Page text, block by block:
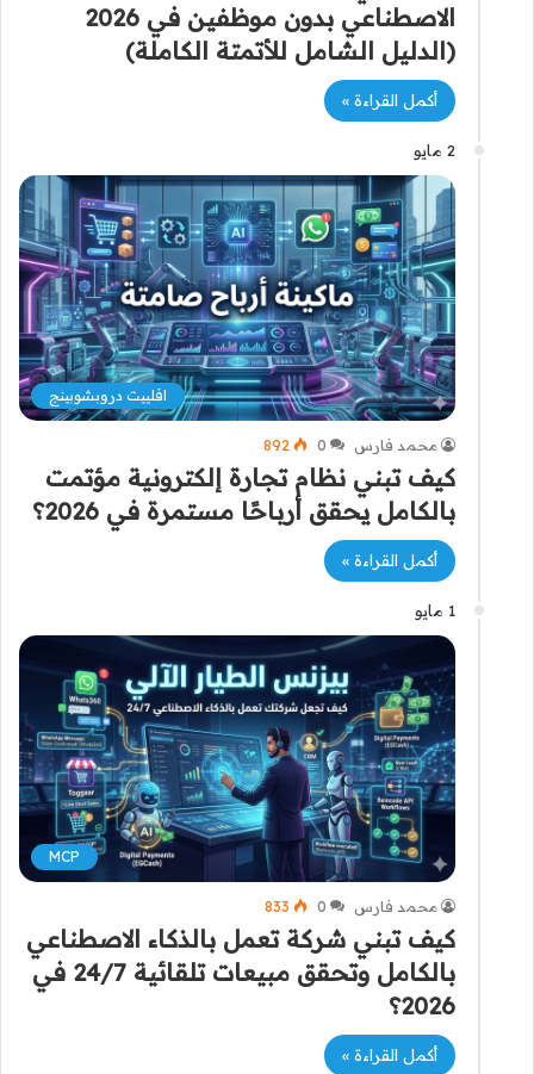
الاصطناعي بدون موظفين في 2026
(الدليل الشامل للأتمتة الكاملة)
أكمل القراءة »
2 مايو
افلييت دروبشوبينج
محمد فارس 0
892
كيف تبني نظام تجارة إلكترونية مؤتمت
بالكامل يحقق أرباحًا مستمرة في 2026؟
أكمل القراءة »
1 مايو
MCP
محمد فارس 0
833
كيف تبني شركة تعمل بالذكاء الاصطناعي
بالكامل وتحقق مبيعات تلقائية 24/7 في
2026؟
أكمل القراءة »